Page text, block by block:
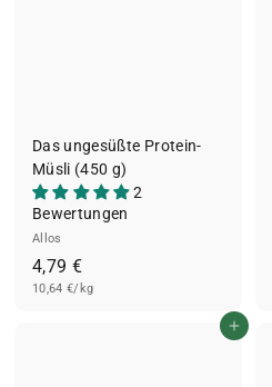
Das ungesüßte Protein-
Müsli (450 g)
2
Bewertungen
Allos
4,79 €4
,
10,64 €/kg
In den Einkaufswagen legen